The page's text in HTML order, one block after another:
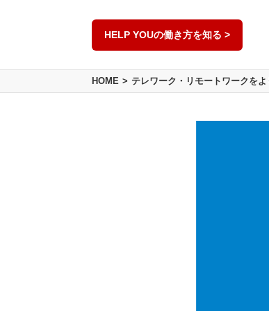
HELP YOUの働き方を知る >
HOME テレワーク・リモートワークを